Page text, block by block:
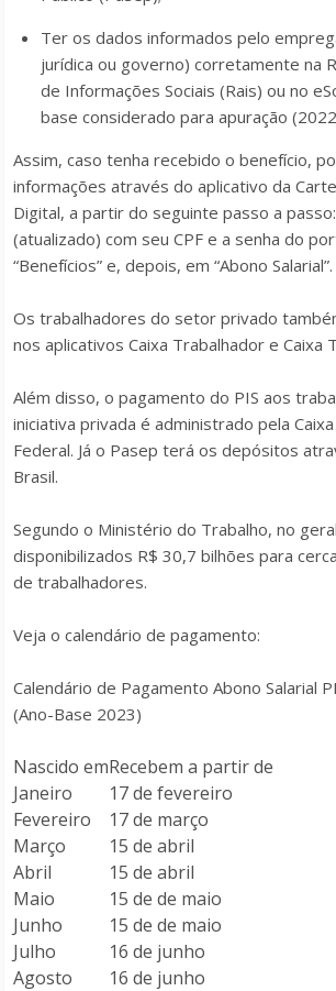
Ter os dados informados pelo
jurídica ou governo) corretamente na
de Informações Sociais (Rais) ou no
base considerado para apuração
Assim, caso tenha recebido o benefício,
informações através do aplicativo da
Digital, a partir do seguinte passo a
(atualizado) com seu CPF e a senha do
“Benefícios” e, depois, em “Abono Salarial”.
Os trabalhadores do setor privado
nos aplicativos Caixa Trabalhador e Caixa
Além disso, o pagamento do PIS aos
iniciativa privada é administrado pela
Federal. Já o Pasep terá os depósitos
Brasil.
Segundo o Ministério do Trabalho, no
disponibilizados R$ 30,7 bilhões para
de trabalhadores.
Veja o calendário de pagamento:
Calendário de Pagamento Abono Salarial
(Ano-Base 2023)
Nascido emRecebem a partir de
Janeiro
17 de fevereiro
Fevereiro
17 de março
Março
15 de abril
Abril
15 de abril
Maio
15 de de maio
Junho
15 de de maio
Julho
16 de junho
Agosto
16 de junho